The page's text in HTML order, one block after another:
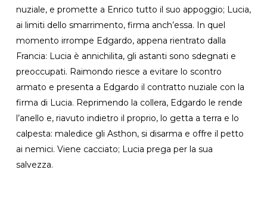
nuziale, e promette a Enrico tutto il suo appoggio; Lucia,
ai limiti dello smarrimento, firma anch’essa. In quel
momento irrompe Edgardo, appena rientrato dalla
Francia: Lucia è annichilita, gli astanti sono sdegnati e
preoccupati. Raimondo riesce a evitare lo scontro
armato e presenta a Edgardo il contratto nuziale con la
firma di Lucia. Reprimendo la collera, Edgardo le rende
l’anello e, riavuto indietro il proprio, lo getta a terra e lo
calpesta: maledice gli Asthon, si disarma e offre il petto
ai nemici. Viene cacciato; Lucia prega per la sua
salvezza.